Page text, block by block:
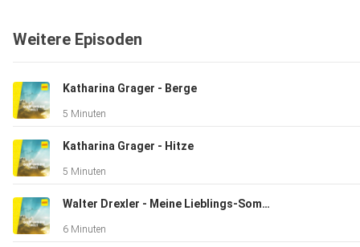
Weitere Episoden
Katharina Grager - Berge
5 Minuten
Katharina Grager - Hitze
5 Minuten
Walter Drexler - Meine Lieblings-Sommerhits
6 Minuten